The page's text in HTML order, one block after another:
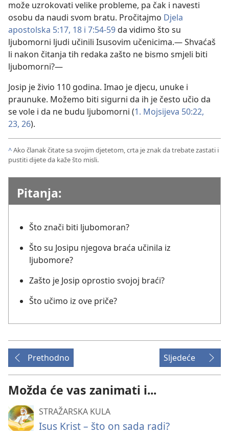
može uzrokovati velike probleme, pa čak i navesti
osobu da naudi svom bratu. Pročitajmo Djela
apostolska 5:17, 18 i 7:54-59da vidimo što su
ljubomorni ljudi učinili Isusovim učenicima.— Shvaćaš
li nakon čitanja tih redaka zašto ne bismo smjeli biti
ljubomorni?—
Josip je živio 110 godina. Imao je djecu, unuke i
praunuke. Možemo biti sigurni da ih je često učio da
se vole i da ne budu ljubomorni (1. Mojsijeva 50:22,
23, 26).
^Ako članak čitate sa svojim djetetom, crta je znak da trebate zastati i
pustiti dijete da kaže što misli.
Pitanja:
Što znači biti ljubomoran?
Što su Josipu njegova braća učinila iz
ljubomore?
Zašto je Josip oprostio svojoj braći?
Što učimo iz ove priče?
Prethodno Sljedeće
Možda će vas zanimati i...
STRAŽARSKA KULA
Isus Krist – što on sada radi?